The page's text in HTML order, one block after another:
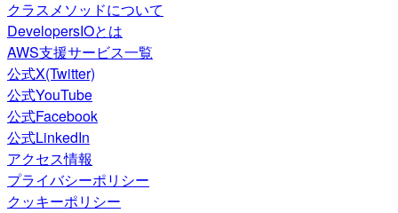
クラスメソッドについて
DevelopersIOとは
AWS支援サービス一覧
公式X(Twitter)
公式YouTube
公式Facebook
公式LinkedIn
アクセス情報
プライバシーポリシー
クッキーポリシー